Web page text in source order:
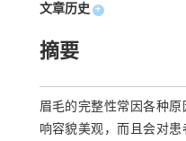
文章历史 +
摘要
眉毛的完整性常因各种
响容貌美观，而且会对患